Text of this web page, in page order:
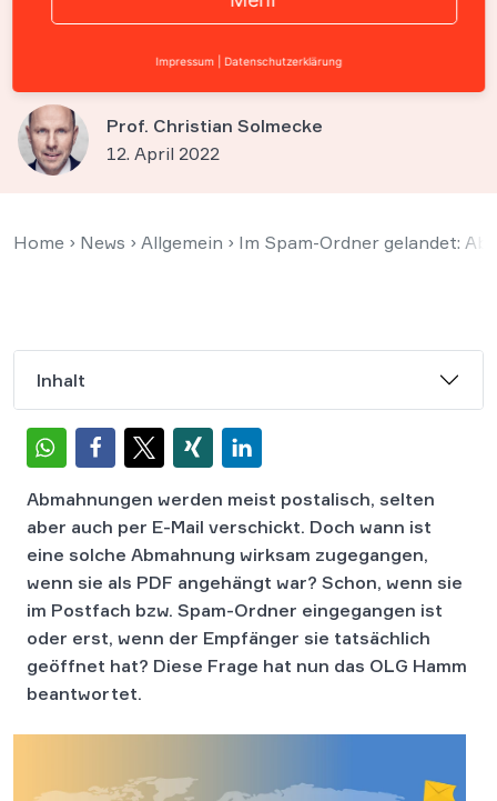
Anhang dennoch
zugegangen?
Prof. Christian Solmecke
12. April 2022
Home › News › Allgemein › Im Spam-Ordner gelandet:
Inhalt
Abmahnungen werden meist postalisch, selten
aber auch per E-Mail verschickt. Doch wann ist
eine solche Abmahnung wirksam zugegangen,
wenn sie als PDF angehängt war? Schon, wenn sie
im Postfach bzw. Spam-Ordner eingegangen ist
oder erst, wenn der Empfänger sie tatsächlich
geöffnet hat? Diese Frage hat nun das OLG Hamm
beantwortet.
Impressum Datenschutzerklärung